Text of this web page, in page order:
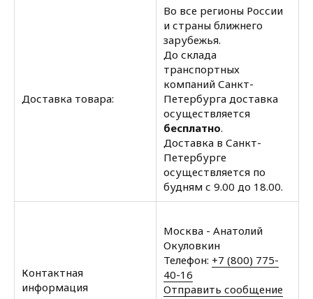
Доставка товара:
Во все регионы России
и страны ближнего
зарубежья.
До склада
транспортных
компаний Санкт-
Петербурга доставка
осуществляется
бесплатно.
Доставка в Санкт-
Петербурге
осуществляется по
будням с 9.00 до 18.00.
Контактная
информация
Москва - Анатолий
Окуловкин
Телефон: +7 (800) 775-
40-16
Отправить сообщение